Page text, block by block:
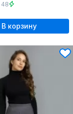
48
В корзину